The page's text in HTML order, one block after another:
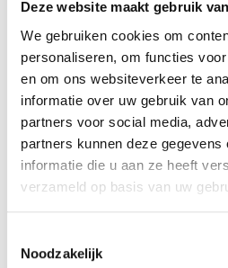
Deze website maakt gebruik
We gebruiken cookies om
personaliseren, om functies
en om ons websiteverkeer te
informatie over uw gebruik van
partners voor social media,
partners kunnen deze
informatie die u aan ze heeft
verzameld op basis van uw
Noodzakelijk
Naam *
E-mail*